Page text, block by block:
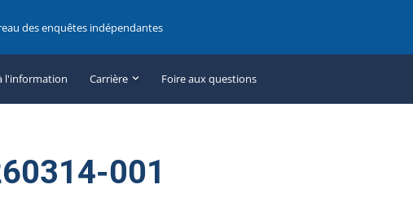
des enquêtes indépendantes
l'information Carrière Foire aux questions
001